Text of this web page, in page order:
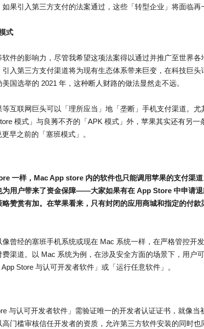
果引入第三方支付的法案通过，这些「转型企业」将面临再
式
件的影响力，尽管我希望这项法案得以通过并推广至世界各
入第三方支付渠道将为现有生态体系带来巨变，在科技巨头
国选举的 2021 年，这种断人财路的做法显然走不远。
互联网巨头可以「理所应当」地「垄断」手机支付渠道。尤
模式」与良莠不齐的「APK 模式」外，苹果其实还有另
早之前的「塞班模式」。
一样，Mac App store 内的软件也只能调用苹果的支付渠
为用户带来了资金保障——大家如果有在 App Store 中申请
赞赏有加。在苹果看来，只有封闭的应用商城和指定的付
曾经的塞班手机系统或现在 Mac 系统一样，在严格管控开
渠道。以 Mac 系统为例，在涉及安全方面的场景下，用户
Store 与认可开发者软件」或「运行任意软件」。
与认可开发者软件」需验证唯一的开发者认证证书，就像当
门槛审核信任开发者的资质，允许第三方软件安装的同时也